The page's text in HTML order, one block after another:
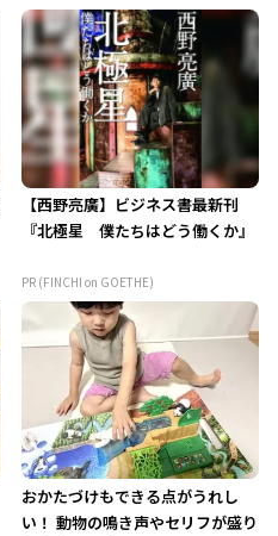
【西野亮廣】ビジネス書最新刊
『北極星 僕たちはどう働くか』
PR (FINCHI on GOETHE)
おかたづけもできる点がうれし
い！ 動物の鳴き声やセリフが盛り